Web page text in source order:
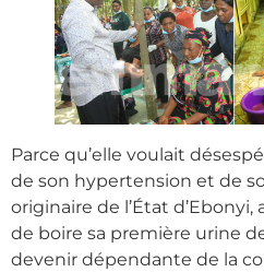
Parce qu’elle voulait
de son hypertension et de
originaire de l’État
de boire sa première urine
devenir dépendante de la